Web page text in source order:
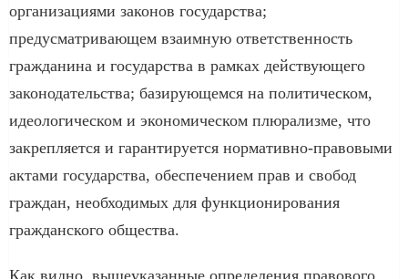
организациями законов государства;
предусматривающем взаимную ответственность
гражданина и государства в рамках действующего
законодательства; базирующемся на политическом,
идеологическом и экономическом плюрализме, что
закрепляется и гарантируется нормативно-правовыми
актами государства, обеспечением прав и свобод
граждан, необходимых для функционирования
гражданского общества.
Как видно, вышеуказанные определения правового